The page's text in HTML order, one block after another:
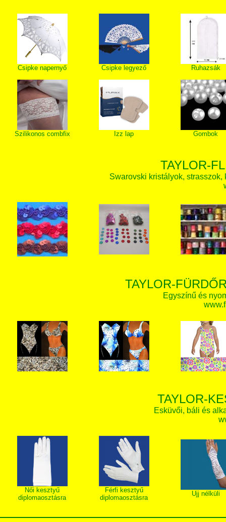
Csipke napernyő Csipke legyező Ruhazsák
Szilikonos combfix Izz lap Gombok
TAYLOR-
Swarovski kristályok,
TAYLOR-
Egyszínű és
TAYLOR-
Esküvői, báli és
Női kesztyű
diplomaosztásra
Férfi kesztyű
diplomaosztásra
Ujj nélküli